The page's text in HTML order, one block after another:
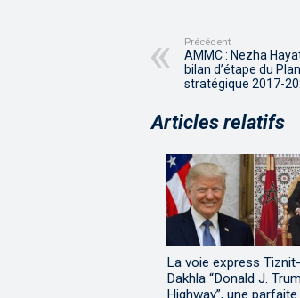
Précédent
AMMC : Nezha
bilan d’étape du Plan
stratégique 2017-
Articles relatifs
La voie express Tiznit-
Dakhla “Donald J.
Highway”, une parfaite